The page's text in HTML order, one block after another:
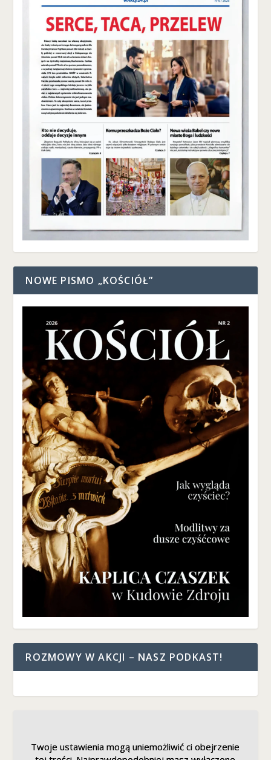
NOWE PISMO „KOŚCIÓŁ”
ROZMOWY W AKCJI – NASZ PODKAST!
Twoje ustawienia mogą uniemożliwić ci obejrzenie
Twoje ustawienia mogą uniemożliwić ci obejrzenie